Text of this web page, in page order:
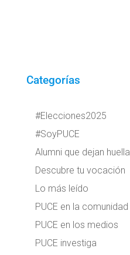
Categorías
#Elecciones2025
#SoyPUCE
Alumni que dejan huella
Descubre tu vocación
Lo más leído
PUCE en la comunidad
PUCE en los medios
PUCE investiga